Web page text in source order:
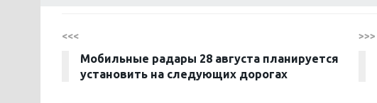
<<<
Мобильные радары 28 августа планируется
установить на следующих дорогах
>>>